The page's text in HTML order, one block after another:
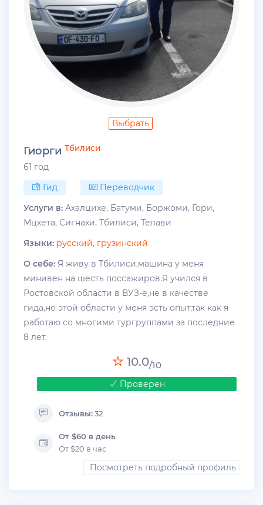
Выбрать
Гиорги Тбилиси
61 год
Гид
Переводчик
Услуги в: Ахалцихе, Батуми, Боржоми, Гори,
Мцхета, Сигнахи, Тбилиси, Телави
Языки: русский, грузинский
О себе: Я живу в Тбилиси,машина у меня
минивен на шесть поссажиров.Я учился в
Ростовской области в ВУЗ-е,не в качестве
гида,но этой области у меня эсть опыт,так как я
работаю со многими тургруппами за последние
8 лет.
10.0/10
Проверен
Отзывы:32
От $60 в день
От $20 в час
Посмотреть подробный профиль